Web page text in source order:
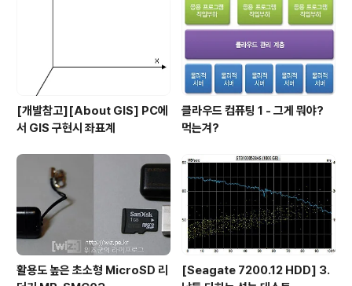
[개발참고][About GIS] PC에
서 GIS 구현시 좌표계
클라우드 컴퓨팅 1 - 그게 뭐야?
먹는겨?
활용도 높은 초소형 MicroSD 리
[Seagate 7200.12 HDD] 3.